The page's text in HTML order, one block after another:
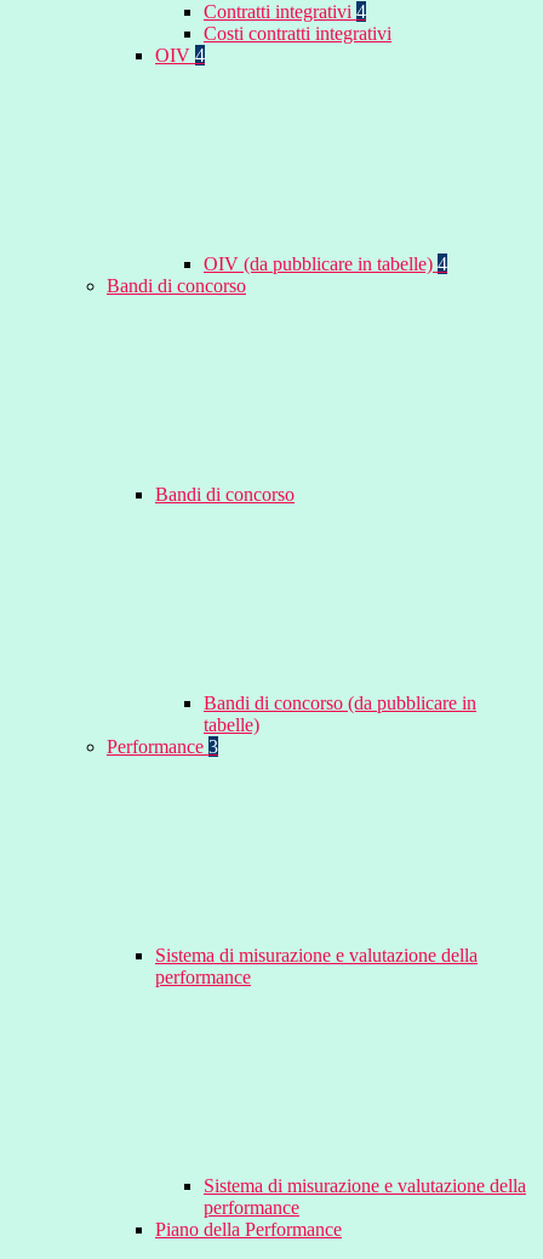
Contratti integrativi 4
Costi contratti integrativi
OIV 4
OIV (da pubblicare in tabelle) 4
Bandi di concorso
Bandi di concorso
Bandi di concorso (da pubblicare in
tabelle)
Performance 3
Sistema di misurazione e valutazione della
performance
Sistema di misurazione e valutazione della
performance
Piano della Performance